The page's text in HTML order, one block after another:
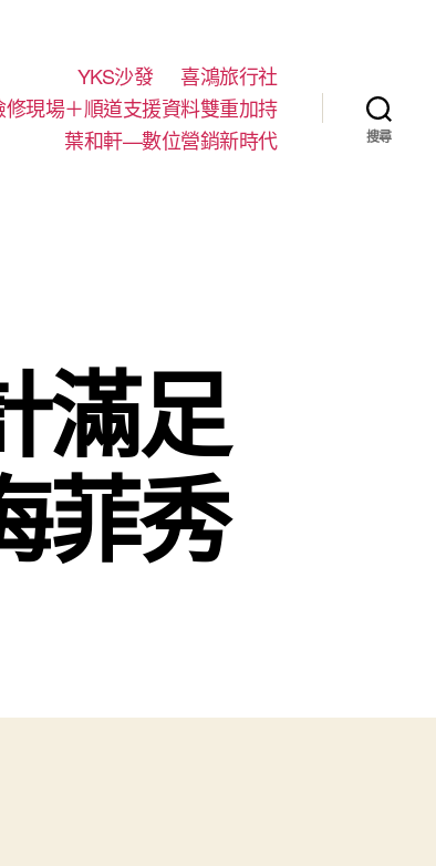
YKS沙發
喜鴻旅行社
現場＋順道支援資料雙重加持
葉和軒—數位營銷新時代
搜尋
滿足
菲秀